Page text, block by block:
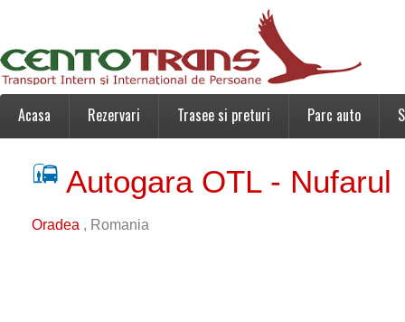
Acasa Rezervari Trasee si preturi Parc auto
Autogara OTL - Nufarul
Oradea , Romania